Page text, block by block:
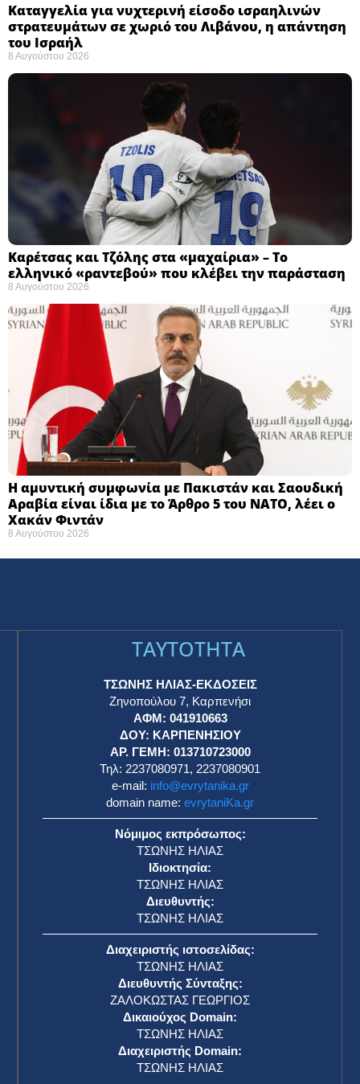
Καταγγελία για νυχτερινή είσοδο ισραηλινών
στρατευμάτων σε χωριό του Λιβάνου, η απάντηση
του Ισραήλ
8 Αυγούστου 2026
Καρέτσας και Τζόλης στα «μαχαίρια» – Το
ελληνικό «ραντεβού» που κλέβει την παράσταση
8 Αυγούστου 2026
Η αμυντική συμφωνία με Πακιστάν και Σαουδική
Αραβία είναι ίδια με το Άρθρο 5 του ΝΑΤΟ, λέει ο
Χακάν Φιντάν
8 Αυγούστου 2026
TAYTOTHTA
ΤΣΩΝΗΣ ΗΛΙΑΣ-ΕΚΔΟΣΕΙΣ
Ζηνοπούλου 7, Καρπενήσι
ΑΦΜ: 041910663
ΔΟΥ: ΚΑΡΠΕΝΗΣΙΟΥ
ΑΡ. ΓΕΜΗ: 013710723000
Τηλ: 2237080971, 2237080901
e-mail: info@evrytanika.gr
domain name: evrytaniKa.gr
Νόμιμος εκπρόσωπος:
ΤΣΩΝΗΣ ΗΛΙΑΣ
Ιδιοκτησία:
ΤΣΩΝΗΣ ΗΛΙΑΣ
Διευθυντής:
ΤΣΩΝΗΣ ΗΛΙΑΣ
Διαχειριστής ιστοσελίδας:
ΤΣΩΝΗΣ ΗΛΙΑΣ
Διευθυντής Σύνταξης:
ΖΑΛΟΚΩΣΤΑΣ ΓΕΩΡΓΙΟΣ
Δικαιούχος Domain:
ΤΣΩΝΗΣ ΗΛΙΑΣ
Διαχειριστής Domain:
ΤΣΩΝΗΣ ΗΛΙΑΣ